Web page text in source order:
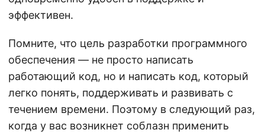
эффективен.
Помните, что цель разработки программного
обеспечения — не просто написать
работающий код, но и написать код, который
легко понять, поддерживать и развивать с
течением времени. Поэтому в следующий раз,
когда у вас возникнет соблазн применить